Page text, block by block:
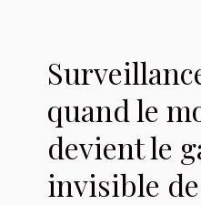
quand le
devient le
invisible